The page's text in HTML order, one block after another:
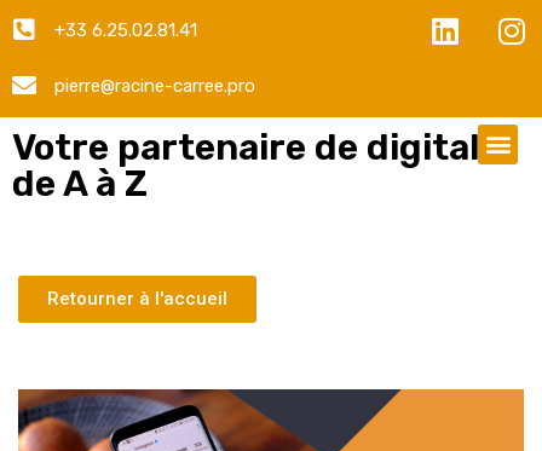
+33 6.25.02.81.41
pierre@racine-carree.pro
Votre partenaire de digital
de A à Z
Retourner à l'accueil